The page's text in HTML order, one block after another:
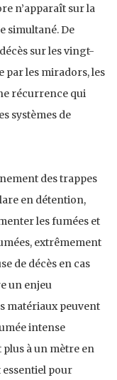
n’apparaît sur la
simultané. De
sur les vingt-
par les miradors, les
récurrence qui
systèmes de
des trappes
en détention,
les fumées et
extrêmement
de décès en cas
un enjeu
matériaux peuvent
intense
plus à un mètre en
essentiel pour